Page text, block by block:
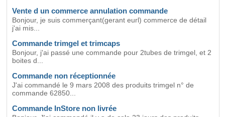
Vente d un commerce annulation commande
Bonjour, je suis commerçant(gerant eurl) commerce de détail
j'ai mis...
Commande trimgel et trimcaps
Bonjour, j'ai passé une commande pour 2tubes de trimgel, et 2
boites d...
Commande non réceptionnée
J'ai commandé le 9 mars 2008 des produits trimgel n° de
commande 62850...
Commande InStore non livrée